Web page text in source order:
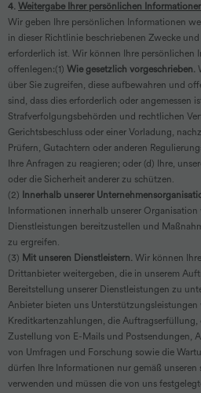
4. Weitergabe Ihrer persönlichen
Wir geben Ihre persönlichen Informationen
in dieser Richtlinie beschriebenen Zwecke
erforderlich ist. Wir können Ihre persönlichen
offenlegen:(1) Wie gesetzlich vorgeschrieben.
über Sie zugreifen, diese aufbewahren und
sind, dass dies erforderlich oder angemessen
Strafverfolgungsbehörden und rechtlichen
Gerichtsbeschluss oder einer Vorladung,
Prüfern, Gutachtern oder anderen
Ihre Anfragen zu reagieren; oder (d) Ihre,
oder die Sicherheit anderer zu schützen.
(2) Innerhalb unserer
Informationen innerhalb unserer
Dienstleistungen bereitzustellen und
zu ergreifen.
(3) Mit unseren Dienstleistern. Wir können
Drittanbieter weitergeben, die in unserem
Bereitstellung unserer Dienstleistungen zu
Anbieter bieten uns
Kreditkartenzahlungen, die Auftragserfüllung,
Zustellung von E-Mails und Postsendungen,
von Umfragen und Forschung sowie die
dürfen Ihre Informationen nur gemäß
verwenden und müssen die von uns